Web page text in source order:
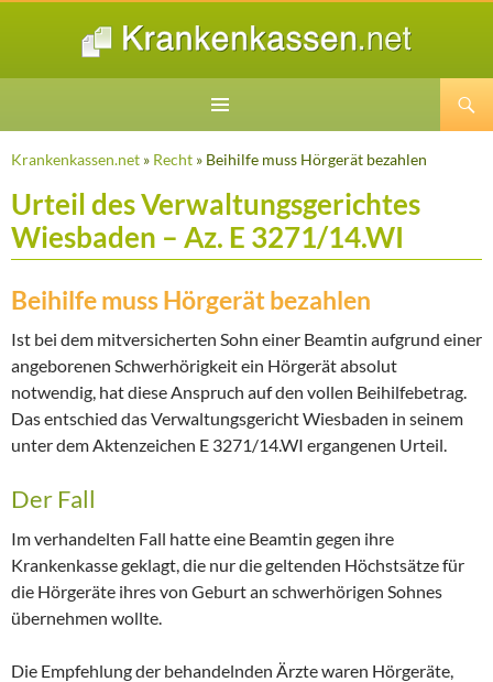
SPRINGEN
Krankenkassen.net » Recht » Beihilfe muss Hörgerät bezahlen
Urteil des Verwaltungsgerichtes
Wiesbaden – Az. E 3271/14.WI
Beihilfe muss Hörgerät bezahlen
Ist bei dem mitversicherten Sohn einer Beamtin aufgrund einer
angeborenen Schwerhörigkeit ein Hörgerät absolut
notwendig, hat diese Anspruch auf den vollen Beihilfebetrag.
Das entschied das Verwaltungsgericht Wiesbaden in seinem
unter dem Aktenzeichen E 3271/14.WI ergangenen Urteil.
Der Fall
Im verhandelten Fall hatte eine Beamtin gegen ihre
Krankenkasse geklagt, die nur die geltenden Höchstsätze für
die Hörgeräte ihres von Geburt an schwerhörigen Sohnes
übernehmen wollte.
Die Empfehlung der behandelnden Ärzte waren Hörgeräte,